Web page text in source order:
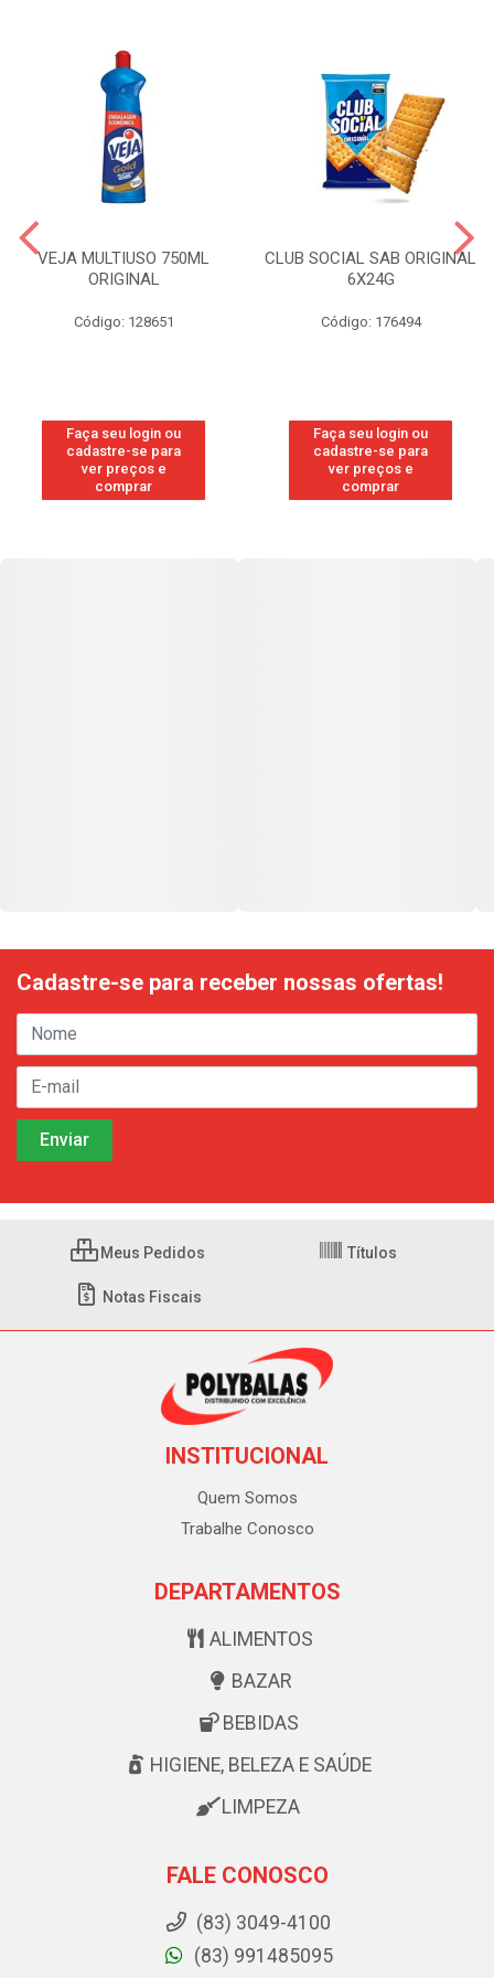
VEJA MULTIUSO 750ML
ORIGINAL
Código: 128651
Faça seu login ou
cadastre-se para
ver preços e
comprar
CLUB SOCIAL SAB ORIGINAL
6X24G
Código: 176494
Faça seu login ou
cadastre-se para
ver preços e
comprar
Cadastre-se para receber nossas ofertas!
Meus Pedidos Títulos
Notas Fiscais
INSTITUCIONAL
Quem Somos
Trabalhe Conosco
DEPARTAMENTOS
ALIMENTOS
BAZAR
BEBIDAS
HIGIENE, BELEZA E SAÚDE
LIMPEZA
FALE CONOSCO
(83) 3049-4100
(83) 991485095